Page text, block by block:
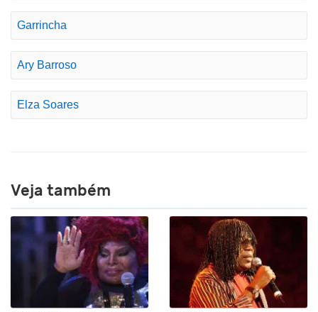
Garrincha
Ary Barroso
Elza Soares
Veja também